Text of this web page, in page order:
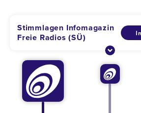
Stimmlagen Infomagazin
Freie Radios (SÜ)